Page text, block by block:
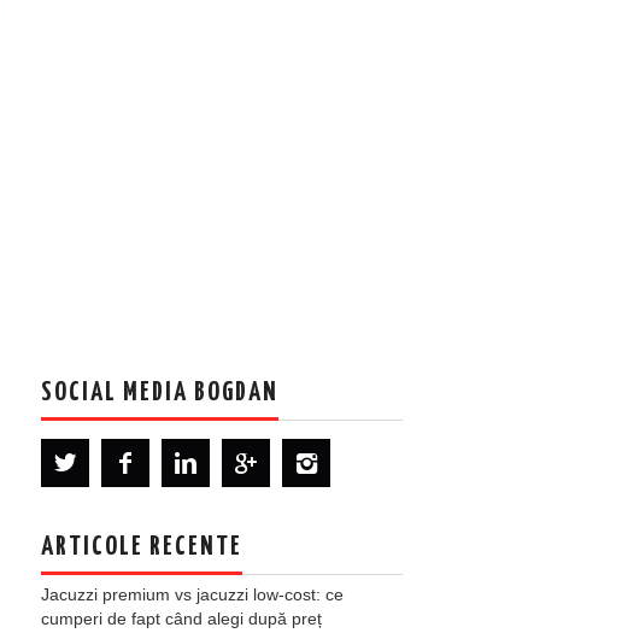
SOCIAL MEDIA BOGDAN
ARTICOLE RECENTE
Jacuzzi premium vs jacuzzi low-cost: ce
cumperi de fapt când alegi după preț